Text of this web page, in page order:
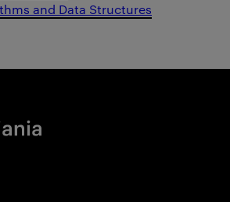
and Data Structures